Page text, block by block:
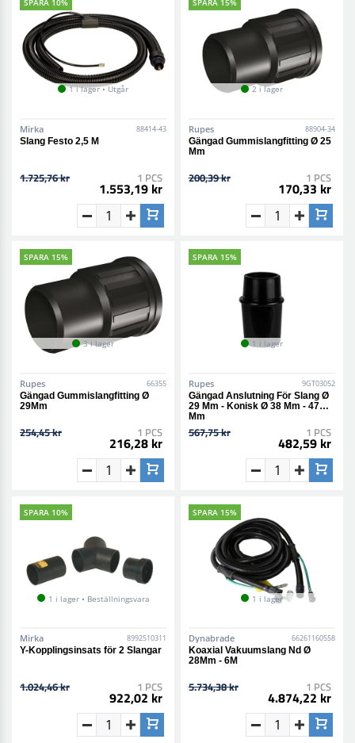
SPARA 10%
1 i lager • Utgår
Mirka 88414-43
Slang Festo 2,5 M
1.725,76 kr 1 PCS
1.553,19 kr
SPARA 15%
2 i lager
Rupes 88904-34
Gängad Gummislangfitting Ø 25
Mm
200,39 kr 1 PCS
170,33 kr
SPARA 15%
3 i lager
Rupes 66355
Gängad Gummislangfitting Ø
29Mm
254,45 kr 1 PCS
216,28 kr
SPARA 15%
1 i lager
Rupes 9GT03052
Gängad Anslutning För Slang Ø
29 Mm - Konisk Ø 38 Mm - 47
Mm
567,75 kr 1 PCS
482,59 kr
SPARA 10%
1 i lager • Beställningsvara
Mirka 8992510311
Y-Kopplingsinsats för 2 Slangar
1.024,46 kr 1 PCS
922,02 kr
SPARA 15%
1 i lager
Dynabrade 66261160558
Koaxial Vakuumslang Nd Ø
28Mm - 6M
5.734,38 kr 1 PCS
4.874,22 kr